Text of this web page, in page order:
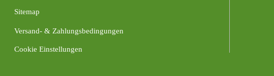
Sitemap
Versand- & Zahlungsbedingungen
Cookie Einstellungen